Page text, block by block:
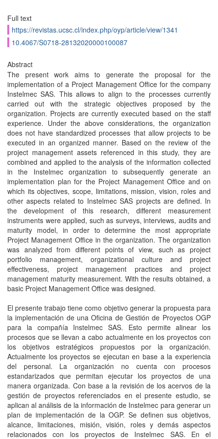
Full text
https://revistas.ucsc.cl/index.php/oyp/article/view/1341
10.4067/S0718-28132020000100087
Abstract
The present work aims to generate the proposal for the
implementation of a Project Management Office for the company
Instelmec SAS. This allows to align to the processes currently
carried out with the strategic objectives proposed by the
organization. Projects are currently executed based on the staff
experience. Under the above considerations, the organization
does not have standardized processes that allow projects to be
executed in an organized manner. Based on the review of the
project management assets referenced in this study, they are
combined and applied to the analysis of the information collected
in the Instelmec organization to subsequently generate an
implementation plan for the Project Management Office and on
which its objectives, scope, limitations, mission, vision, roles and
other aspects related to Instelmec SAS projects are defined. In
the development of this research, different measurement
instruments were applied, such as surveys, interviews, audits and
maturity model, in order to determine the most appropriate
Project Management Office in the organization. The organization
was analyzed from different points of view, such as project
portfolio management, organizational culture and project
effectiveness, project management practices and project
management maturity measurement. With the results obtained, a
basic Project Management Office was designed.
El presente trabajo tiene como objetivo generar la propuesta para
la implementación de una Oficina de Gestión de Proyectos OGP
para la compañía Instelmec SAS. Esto permite alinear los
procesos que se llevan a cabo actualmente en los proyectos con
los objetivos estratégicos propuestos por la organización.
Actualmente los proyectos se ejecutan en base a la experiencia
del personal. La organización no cuenta con procesos
estandarizados que permitan ejecutar los proyectos de una
manera organizada. Con base a la revisión de los acervos de la
gestión de proyectos referenciados en el presente estudio, se
aplican al análisis de la información de Instelmec para generar un
plan de implementación de la OGP. Se definen sus objetivos,
alcance, limitaciones, misión, visión, roles y demás aspectos
relacionados con los proyectos de Instelmec SAS. En el